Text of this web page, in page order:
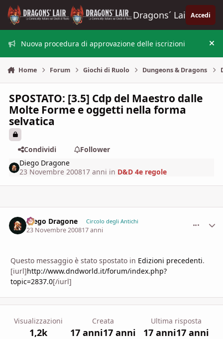
Vai al contenuto
Dragons´ Lair Accedi
Nuova procedura di approvazione delle iscrizioni
Home Forum Giochi di Ruolo Dungeons & Dragons
SPOSTATO: [3.5] Cdp del Maestro dalle
Molte Forme e oggetti nella forma
selvatica
Condividi
Follower
Diego Dragone
23 Novembre 200817 anni in D&D 4e regole
Diego Dragone Circolo degli Antichi
23 Novembre 200817 anni
Questo messaggio è stato spostato in Edizioni precedenti.
[iurl]http://www.dndworld.it/forum/index.php?
topic=2837.0[/iurl]
Visualizzazioni
1,2k
Creata
17 anni17 anni
Ultima risposta
17 anni17 anni